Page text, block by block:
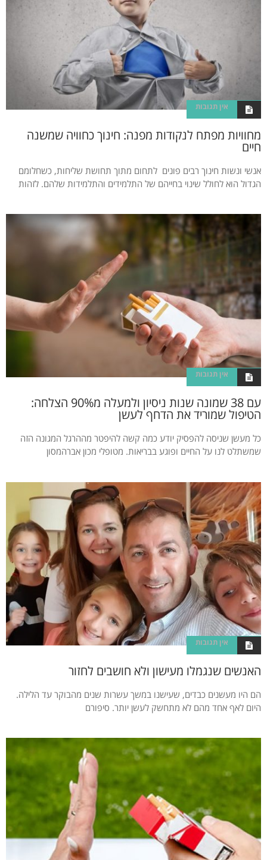
אין תגובות
מחוויות מפתח לנקודות מפנה: חינוך כחוויה שמשנה
חיים
אנשי ונשות חינוך רבים פונים לתחום מתוך תחושת שליחות, כשחלומם
הגדול הוא לחולל שינוי בחייהם של התלמידים והתלמידות שלהם. לזהות
אין תגובות
עם 38 שמונה שנות ניסיון ולמעלה מ90% הצלחה:
הטיפול שמוריד את הדחף לעשן
כל מעשן שניסה להפסיק יודע כמה קשה להיפטר מההרגל המגונה הזה
שמשתלט לנו על החיים ופוגע בבריאות. מטופלי מכון אברהמסון
אין תגובות
האנשים שנגמלו מעישון ולא חושבים לחזור
הם היו מעשנים כבדים, שעישנו במשך עשרות שנים מהבוקר עד הלילה.
היום לאף אחד מהם לא מתחשק לעשן יותר. סיפורם